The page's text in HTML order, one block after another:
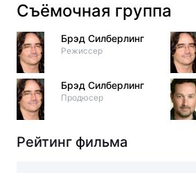
Съёмочная группа
Брэд Силберлинг
Режиссер
Брэд Силберлинг
Продюсер
Рейтинг фильма